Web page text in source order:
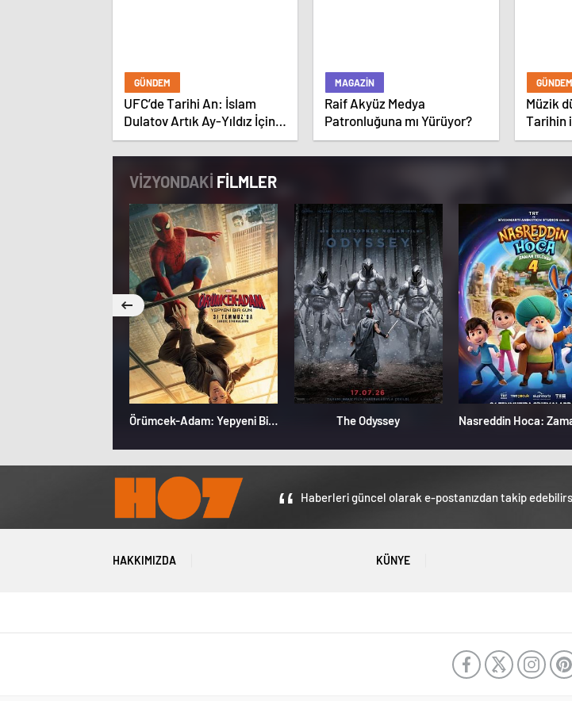
GÜNDEM
UFC’de Tarihi An: İslam
Dulatov Artık Ay-Yıldız İçin
dövüşecek
MAGAZIN
Raif Akyüz Medya
Patronluğuna mı Yürüyor?
GÜNDEM
Müzik
Tarihin
VİZYONDAKİ FİLMLER
Örümcek-Adam: Yepyeni Bir Gün The Odyssey
Haberleri güncel olarak e-postanızdan takip
HAKKIMIZDA KÜNYE